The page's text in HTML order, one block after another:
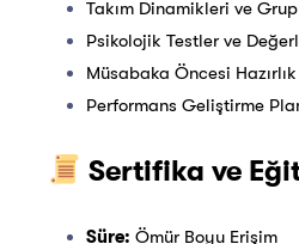
Takım Dinamikleri ve
Psikolojik Testler ve
Müsabaka Öncesi
Performans Geliştirme
Sertifika ve
Süre: Ömür Boyu Erişim